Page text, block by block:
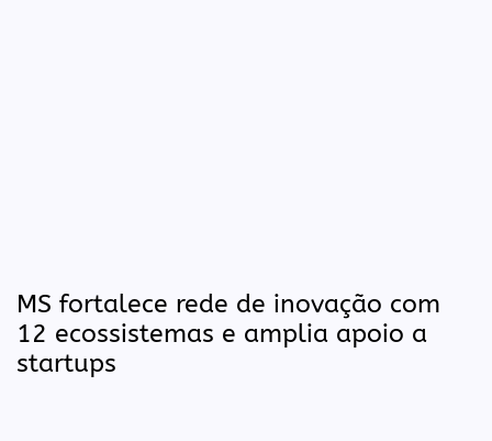
MS fortalece rede de inovação com
12 ecossistemas e amplia apoio a
startups